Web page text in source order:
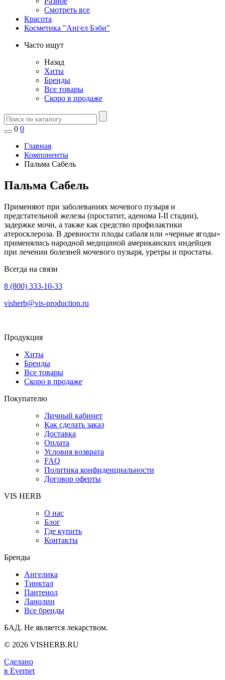
Смотреть все
Красота
Косметика "Ангел Бэби"
Часто ищут
Назад
Хиты
Бренды
Все товары
Скоро в продаже
0 0
Главная
Компоненты
Пальма Сабель
Пальма Сабель
Применяют при заболеваниях мочевого пузыря и
предстательной железы (простатит, аденома I-II стадии),
задержке мочи, а также как средство профилактики
атеросклероза. В древности плоды сабаля или «черные ягоды»
применялись народной медициной американских индейцев
при лечении болезней мочевого пузыря, уретры и простаты.
Всегда на связи
8 (800) 333-10-33
visherb@vis-production.ru
Продукция
Хиты
Бренды
Все товары
Скоро в продаже
Покупателю
Личный кабинет
Как сделать заказ
Доставка
Оплата
Условия возврата
FAQ
Политика конфиденциальности
Договор оферты
VIS HERB
О нас
Блог
Где купить
Контакты
Бренды
Ангелика
Тинктал
Пантенол
Ланолин
Все бренды
БАД. Не является лекарством.
© 2026 VISHERB.RU
Сделано
в Evernet